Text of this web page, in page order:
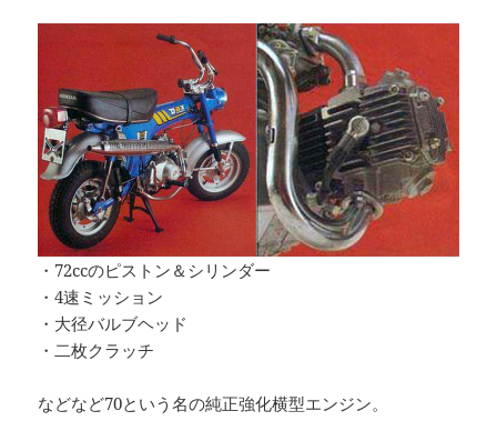
・72ccのピストン＆シリンダー
・4速ミッション
・大径バルブヘッド
・二枚クラッチ
などなど70という名の純正強化横型エンジン。